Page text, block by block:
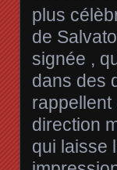
plus
de
signée ,
dans des
direction
qui laisse